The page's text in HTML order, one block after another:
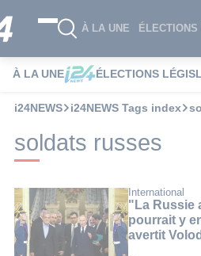
À LA UNE
À LA UNE ÉLECTIONS
i24NEWS i24NEWS Tags index
soldats russes
International
"La Russie
pourrait y
avertit